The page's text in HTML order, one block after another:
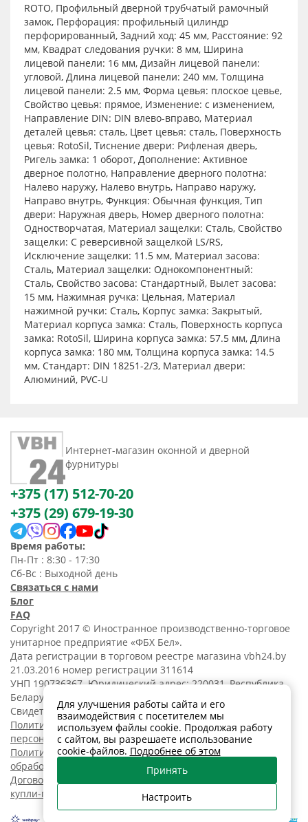
ROTO, Профильный дверной трубчатый рамочный
замок, Перфорация: профильный цилиндр
перфорированный, Задний ход: 45 мм, Расстояние: 92
мм, Квадрат следования ручки: 8 мм, Ширина
лицевой панели: 16 мм, Дизайн лицевой панели:
угловой, Длина лицевой панели: 240 мм, Толщина
лицевой панели: 2.5 мм, Форма цевья: плоское цевье,
Свойство цевья: прямое, Изменение: с изменением,
Направление DIN: DIN влево-вправо, Материал
деталей цевья: сталь, Цвет цевья: сталь, Поверхность
цевья: RotoSil, Тиснение двери: Рифленая дверь,
Ригель замка: 1 оборот, Дополнение: Активное
дверное полотно, Направление дверного полотна:
Налево наружу, Налево внутрь, Направо наружу,
Направо внутрь, Функция: Обычная функция, Тип
двери: Наружная дверь, Номер дверного полотна:
Одностворчатая, Материал защелки: Сталь, Свойство
защелки: С реверсивной защелкой LS/RS,
Исключение защелки: 11.5 мм, Материал засова:
Сталь, Материал защелки: Однокомпонентный:
Сталь, Свойство засова: Стандартный, Вылет засова:
15 мм, Нажимная ручка: Цельная, Материал
нажимной ручки: Сталь, Корпус замка: Закрытый,
Материал корпуса замка: Сталь, Поверхность корпуса
замка: RotoSil, Ширина корпуса замка: 57.5 мм, Длина
корпуса замка: 180 мм, Толщина корпуса замка: 14.5
мм, Стандарт: DIN 18251-2/3, Материал двери:
Алюминий, PVC-U
Интернет-магазин оконной и дверной
фурнитуры
+375 (17) 512-70-20
+375 (29) 679-19-30
Время работы:
Пн-Пт : 8:30 - 17:30
Сб-Вс : Выходной день
Связаться с нами
Блог
FAQ
Copyright 2017 © Иностранное производственно-торговое
унитарное предприятие «ФБХ Бел».
Дата регистрации в торговом реестре магазина vbh24.by
21.03.2016 номер регистрации 311614
УНП 190736367. Юридический адрес: 220031, Республика
Беларусь, г. Минск, ул. Танковая, 15-1, 5 этаж;
Свидетельство о регистрации N190736367 от 11.02.2014.
Политика обработки
персональных данных
Политика в отношении
обработки cookies
Договор розничной
купли-продажи
Для улучшения работы сайта и его
взаимодействия с посетителем мы
используем файлы cookie. Продолжая работу
с сайтом, вы разрешаете использование
cookie-файлов. Подробнее об этом
Принять
Настроить